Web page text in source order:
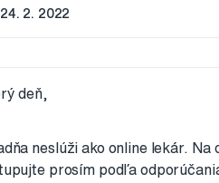
24. 2. 2022
deň,
neslúži ako online lekár.
prosím podľa